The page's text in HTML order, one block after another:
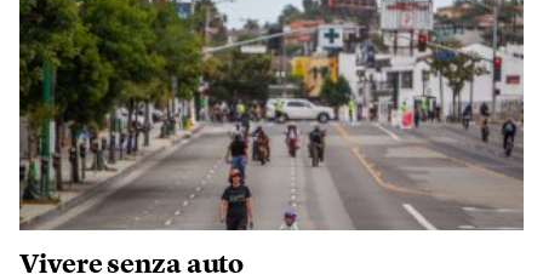
Vivere senza auto